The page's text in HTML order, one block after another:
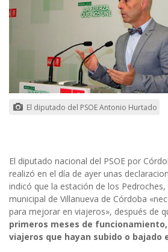
El diputado del PSOE Antonio Hurtado
El diputado nacional del PSOE por
realizó en el día de ayer unas
indicó que la estación de los
municipal de Villanueva de Córdoba
para mejorar en viajeros», después de
primeros meses de
viajeros que hayan subido o bajado